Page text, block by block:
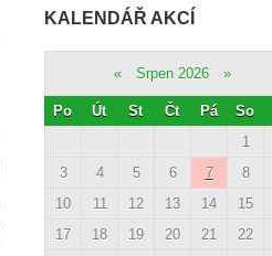
KALENDÁŘ AKCÍ
« Srpen 2026 »
Po Út St Čt Pá So
1
3
4 5 6 7 8
10
11 12 13 14 15
17
18 19 20 21 22